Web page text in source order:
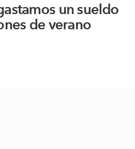
un sueldo
de verano